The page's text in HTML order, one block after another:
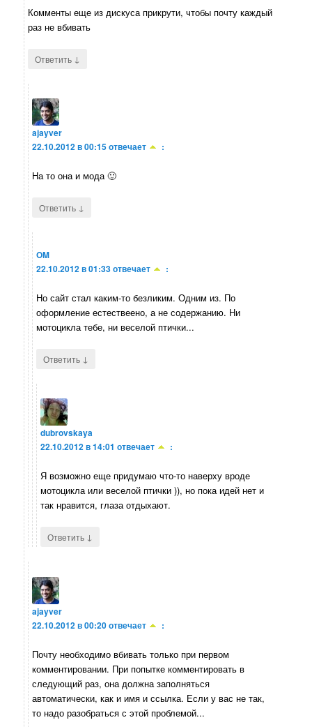
Комменты еще из дискуса прикрути, чтобы почту каждый
раз не вбивать
Ответить ↓
ajayver
22.10.2012 в 00:15отвечает :
На то она и мода 🙂
Ответить ↓
OM
22.10.2012 в 01:33отвечает :
Но сайт стал каким-то безликим. Одним из. По
оформление естествеено, а не содержанию. Ни
мотоцикла тебе, ни веселой птички...
Ответить ↓
dubrovskaya
22.10.2012 в 14:01 отвечает :
Я возможно еще придумаю что-то наверху вроде
мотоцикла или веселой птички )), но пока идей нет и
так нравится, глаза отдыхают.
Ответить ↓
ajayver
22.10.2012 в 00:20отвечает :
Почту необходимо вбивать только при первом
комментировании. При попытке комментировать в
следующий раз, она должна заполняться
автоматически, как и имя и ссылка. Если у вас не так,
то надо разобраться с этой проблемой...